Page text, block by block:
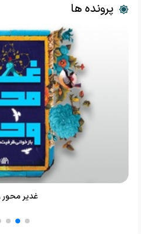
پرونده ها
غدیر